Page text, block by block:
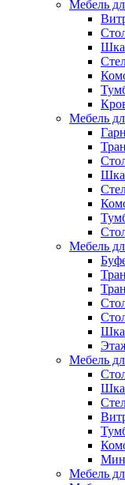
Мебель
Мебель
Мебель
Мебель
Мебель